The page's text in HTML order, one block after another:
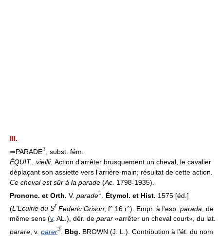
III.
⇒PARADE3
, subst. fém.
ÉQUIT., vieilli. Action d'arrêter brusquement un cheval, le cavalier
déplaçant son assiette vers l'arrière-main; résultat de cette action.
Ce cheval est sûr à la parade (Ac. 1798-1935).
Prononc. et Orth. V. parade1 Étymol. et Hist. 1575 [éd.]
(L'Ecuirie du Sr Federic Grison , f° 16 r°). Empr. à l'esp. parada , de
même sens (v. AL.), dér. de parar «arrêter un cheval court», du lat.
parare , v. parer3 Bbg. BROWN (J. L.). Contribution à l'ét. du nom